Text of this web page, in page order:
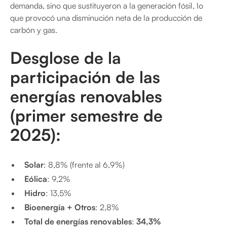
demanda, sino que sustituyeron a la generación fósil, lo
que provocó una disminución neta de la producción de
carbón y gas.
Desglose de la
participación de las
energías renovables
(primer semestre de
2025):
Solar: 8,8% (frente al 6,9%)
Eólica: 9,2%
Hidro: 13,5%
Bioenergía + Otros: 2,8%
Total de energías renovables: 34,3%